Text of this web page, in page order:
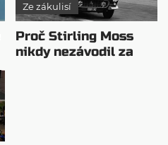
Ze zákulisí
Proč Stirling Moss
nikdy nezávodil za